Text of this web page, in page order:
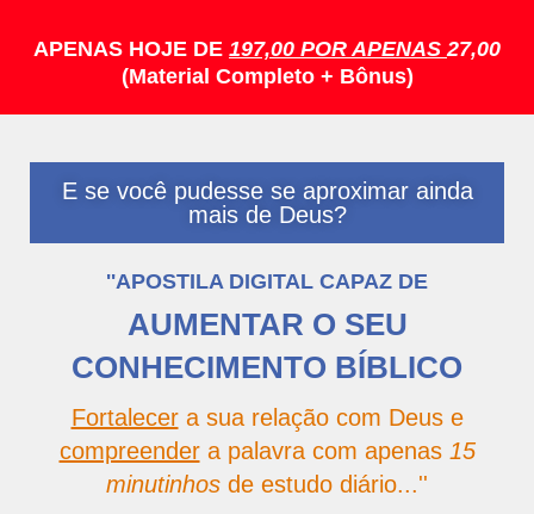
APENAS HOJE DE 197,00 POR APENAS27,00
(Material Completo + Bônus)
E se você pudesse se aproximar ainda
mais de Deus?
''APOSTILA DIGITAL CAPAZ DE
AUMENTAR O SEU
CONHECIMENTO BÍBLICO
Fortalecera sua relação com Deus e
compreendera palavra com apenas 15
minutinhos de estudo diário...''